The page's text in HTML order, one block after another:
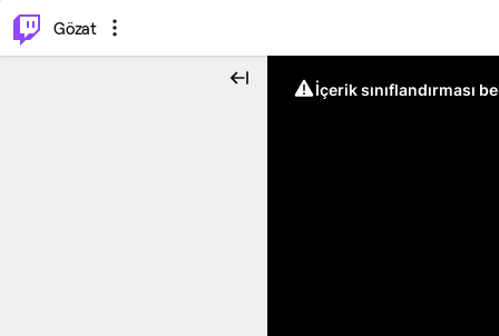
Gözat
İçerik sınıflandırması